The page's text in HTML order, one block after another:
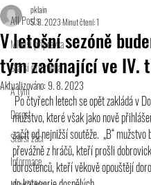
All Posts
Mladší přípravka
Starší přípravka
A tým
Dorost
Starší žáci
Informace
V letošní sezóně
tým začínající ve IV.
pklain
5. 8. 2023Minut čtení: 1
Aktualizováno: 9. 8. 2023
Po čtyřech letech se opět zakládá v Dobrovici také „B“
mužstvo, které však jako nově
začít od nejnižší soutěže.  „B“
převážně z hráčů, kteří prošli
dorostenců, kteří věkově opouštějí